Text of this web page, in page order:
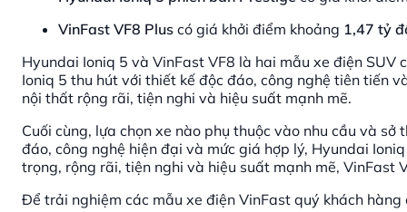
VinFast VF8 Plus có giá khởi điểm khoảng 1,47 tỷ
Hyundai Ioniq 5 và VinFast VF8 là hai mẫu xe điện
Ioniq 5 thu hút với thiết kế độc đáo, công nghệ tiên tiến
nội thất rộng rãi, tiện nghi và hiệu suất mạnh mẽ.
Cuối cùng, lựa chọn xe nào phụ thuộc vào nhu cầu và
đáo, công nghệ hiện đại và mức giá hợp lý, Hyundai
trọng, rộng rãi, tiện nghi và hiệu suất mạnh mẽ, VinFast
Để trải nghiệm các mẫu xe điện VinFast quý khách